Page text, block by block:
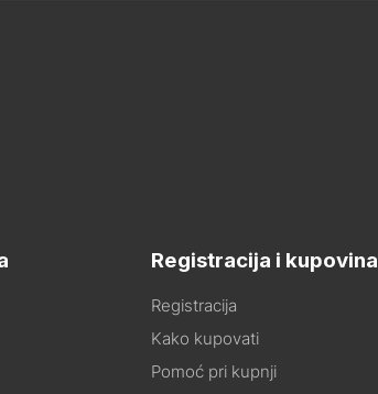
Registracija i kupovina
Registracija
Kako kupovati
Pomoć pri kupnji